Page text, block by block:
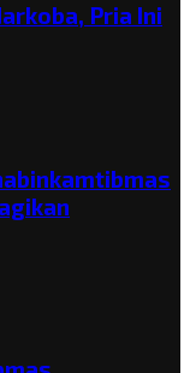
Pria Ini